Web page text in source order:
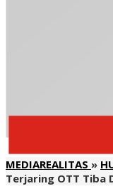
MEDIAREALITAS »
Terjaring OTT Tiba